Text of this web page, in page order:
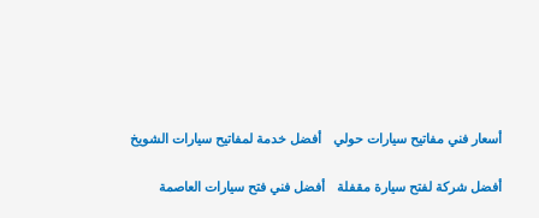
أسعار فني مفاتيح سيارات حولي أفضل خدمة لمفاتيح سيارات الشويخ
أفضل شركة لفتح سيارة مقفلة أفضل فني فتح سيارات العاصمة